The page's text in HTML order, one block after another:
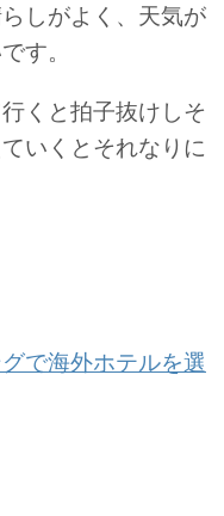
しがよく、天気が
す。
くと拍子抜けしそ
いくとそれなりに
で海外ホテルを選